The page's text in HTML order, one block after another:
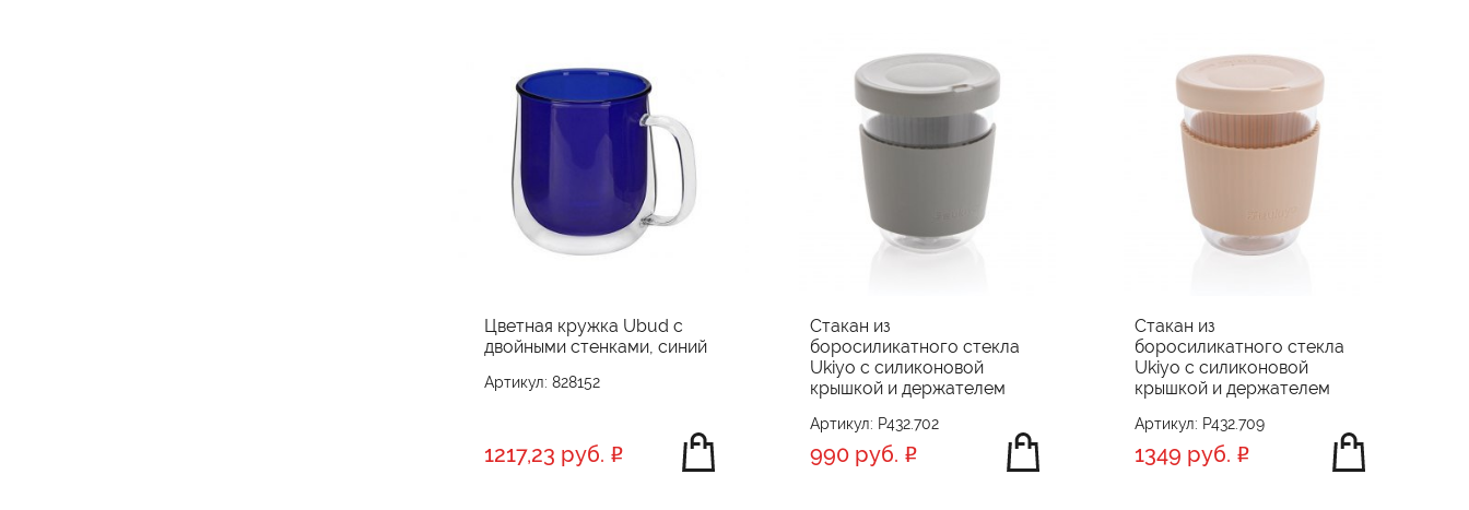
Цветная кружка Ubud с
двойными стенками, синий
Артикул: 828152
1217,23 руб.
Стакан из
боросиликатного стекла
Ukiyo с силиконовой
крышкой и держателем
Артикул: P432.702
990 руб.
Стакан из
боросиликатного стекла
Ukiyo с силиконовой
крышкой и держателем
Артикул: P432.709
1349 руб.